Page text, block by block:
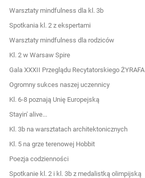
Warsztaty mindfulness dla kl. 3b
Spotkania kl. 2 z ekspertami
Warsztaty mindfulness dla rodziców
Kl. 2 w Warsaw Spire
Gala XXXII Przeglądu Recytatorskiego ŻYRAFA
Ogromny sukces naszej uczennicy
Kl. 6-8 poznają Unię Europejską
Stayin' alive...
Kl. 3b na warsztatach architektonicznych
Kl. 5 na grze terenowej Hobbit
Poezja codzienności
Spotkanie kl. 2 i kl. 3b z medalistką olimpijską